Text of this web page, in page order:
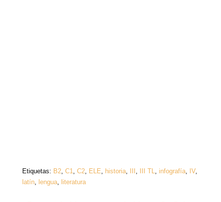
Etiquetas: B2, C1, C2, ELE, historia, , III TL, infografía, IV,
latín, lengua, literatura